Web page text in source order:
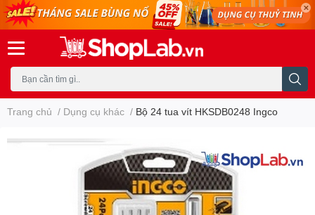
Trang chủ / Dụng cụ khác / Bộ 24 tua vít HKSDB0248 Ingco